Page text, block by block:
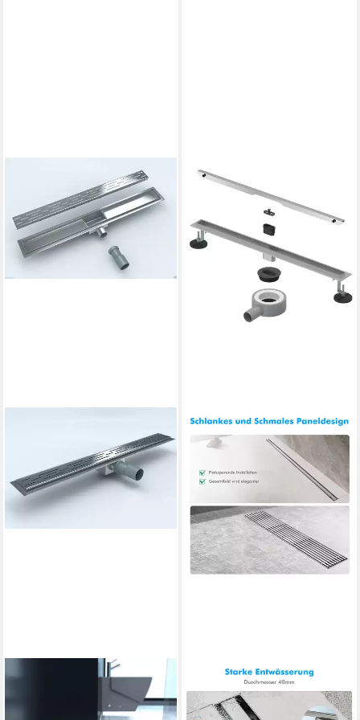
HOMELINE
Duschrinne Badezimmer
Duschablaufrinne Badablauf
Duschrinne Schmale Edelstahl
Flacher Duschrinne 30-100